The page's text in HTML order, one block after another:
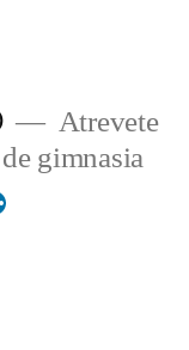
Atrevete
gimnasia